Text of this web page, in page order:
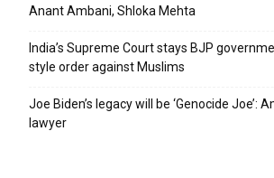
Anant Ambani, Shloka Mehta
India’s Supreme Court stays BJP
style order against Muslims
Joe Biden’s legacy will be ‘Genocide Joe’:
lawyer